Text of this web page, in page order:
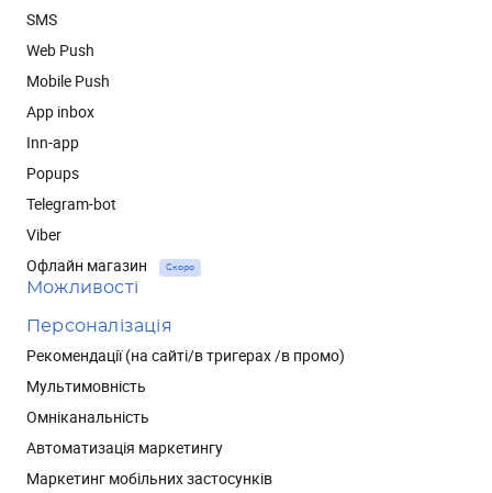
SMS
Web Push
Mobile Push
App inbox
Inn-app
Popups
Telegram-bot
Viber
Офлайн магазин
Скоро
Можливості
Персоналізація
Рекомендації (на сайті/в тригерах /в промо)
Мультимовність
Омніканальність
Автоматизація маркетингу
Маркетинг мобільних застосунків